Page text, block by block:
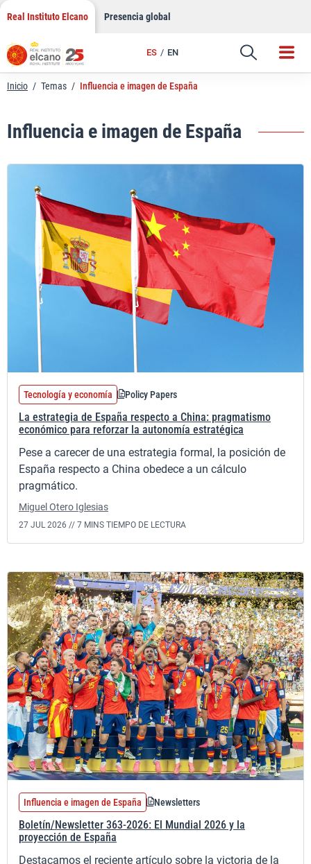
Saltar
contenido
Real Instituto Elcano Presencia global
ES EN
Inicio / Temas / Influencia e imagen de España
Influencia e imagen de España
Tecnología y economía Policy Papers
La estrategia de España respecto a China: pragmatismo
económico para reforzar la autonomía estratégica
Pese a carecer de una estrategia formal, la posición de
España respecto a China obedece a un cálculo
pragmático.
Miguel Otero Iglesias
27 JUL 2026 // 7 MINS TIEMPO DE LECTURA
Influencia e imagen de España Newsletters
Boletín/Newsletter 363-2026: El Mundial 2026 y la
proyección de España
Destacamos el reciente artículo sobre la victoria de la